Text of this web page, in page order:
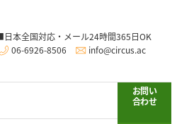
06-6926-8506 info@circus.ac
お問い
合わせ